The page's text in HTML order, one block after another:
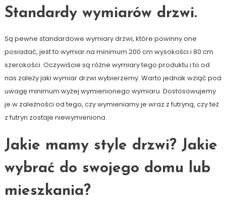
Standardy wymiarów drzwi.
Są pewne standardowe wymiary drzwi, które powinny one
posiadać, jest to wymiar na minimum 200 cm wysokości i 80 cm
szerokości. Oczywiście są różne wymiary tego produktu i to od
nas zależy jaki wymiar drzwi wybierzemy. Warto jednak wziąć pod
uwagę minimum wyżej wymienionego wymiaru. Dostosowujemy
je w zależności od tego, czy wymieniamy je wraz z futryną, czy też
z futryn zostaje niewymieniona.
Jakie mamy style drzwi? Jakie
wybrać do swojego domu lub
mieszkania?